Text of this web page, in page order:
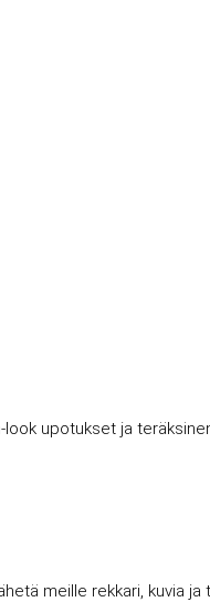
upotukset ja
meille rekkari, kuvia